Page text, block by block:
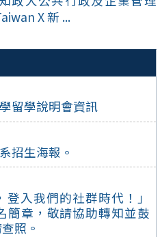
留學說明會資訊
招生海報。
入我們的社群時代！」
簡章，敬請協助轉知並鼓
照。
X 新 ...